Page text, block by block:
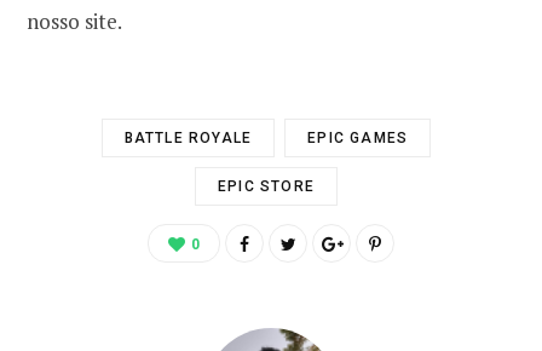
nosso site.
BATTLE ROYALE EPIC GAMES
EPIC STORE
0